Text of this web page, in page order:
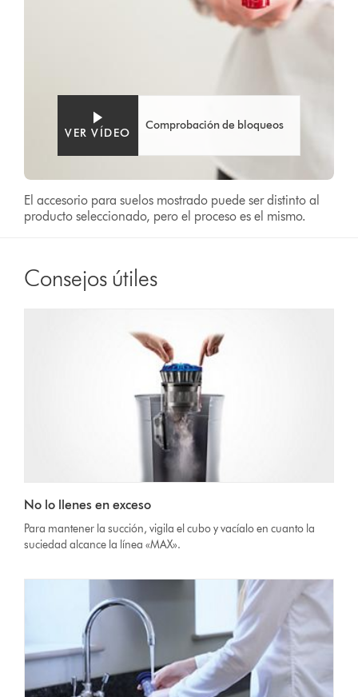
VER VÍDEO
Comprobación de bloqueos
El accesorio para suelos mostrado puede ser distinto al
producto seleccionado, pero el proceso es el mismo.
Consejos útiles
No lo llenes en exceso
Para mantener la succión, vigila el cubo y vacíalo en cuanto la
suciedad alcance la línea «MAX».